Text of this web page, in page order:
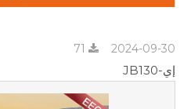
2024-09-30
إي-JB130